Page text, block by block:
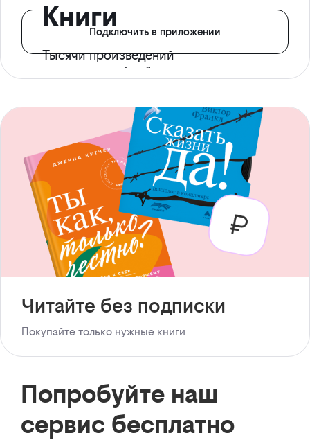
Книги
Тысячи произведений
с доступом офлайн
Подключить в приложении
Читайте без подписки
Покупайте только нужные книги
Попробуйте наш
сервис бесплатно